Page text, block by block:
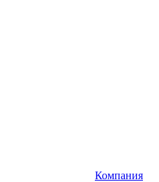
Компания